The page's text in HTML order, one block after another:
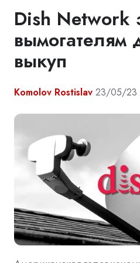
Dish Network
выкуп
Komolov Rostislav 23/05/23